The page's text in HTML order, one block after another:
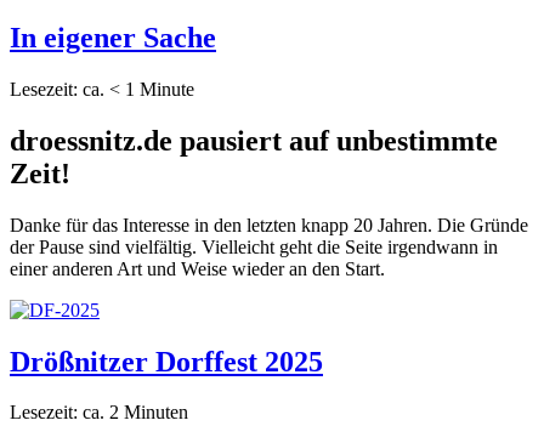
In eigener Sache
Lesezeit: ca. < 1 Minute
droessnitz.de pausiert auf unbestimmte
Zeit!
Danke für das Interesse in den letzten knapp 20 Jahren. Die Gründe
der Pause sind vielfältig. Vielleicht geht die Seite irgendwann in
einer anderen Art und Weise wieder an den Start.
Drößnitzer Dorffest 2025
Lesezeit: ca. 2 Minuten